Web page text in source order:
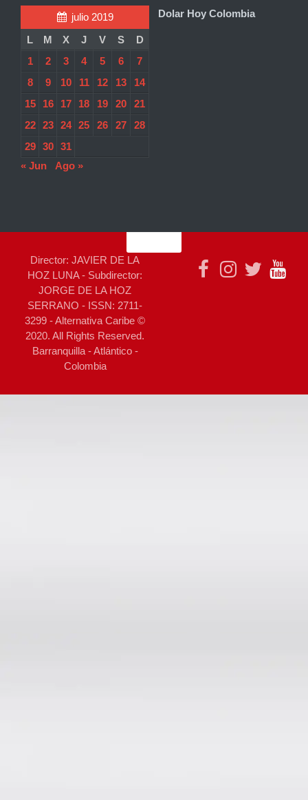
julio 2019
L
M X J V S
D
1
2 3 4 5 6
7
8
9 10 11 12 13
14
15
16 17 18 19 20
21
22
23 24 25 26 27
28
29
30
31
« Jun
Ago »
Dolar Hoy Colombia
Director: JAVIER DE LA
HOZ LUNA - Subdirector:
JORGE DE LA HOZ
SERRANO - ISSN: 2711-
3299 - Alternativa Caribe ©
2020. All Rights Reserved.
Barranquilla - Atlántico -
Colombia